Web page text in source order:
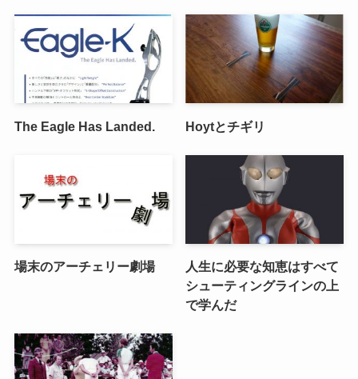
The Eagle Has Landed. Hoytとチギリ
場末のアーチェリー劇場
人生に必要な知恵はすべて
シューティングラインの上
で学んだ